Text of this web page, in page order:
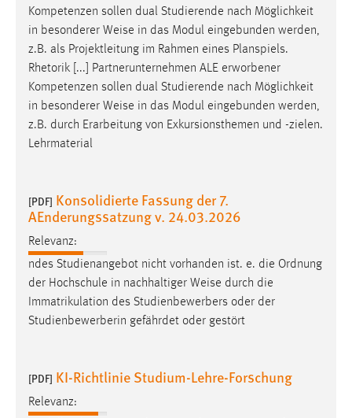
Kompetenzen sollen dual Studierende nach Möglichkeit
in besonderer Weise in das Modul eingebunden werden,
z.B. als Projektleitung im Rahmen eines Planspiels.
Rhetorik [...] Partnerunternehmen ALE erworbener
Kompetenzen sollen dual Studierende nach Möglichkeit
in besonderer Weise in das Modul eingebunden werden,
z.B. durch Erarbeitung von Exkursionsthemen und -zielen.
Lehrmaterial
[PDF] Konsolidierte Fassung der 7.
AEnderungssatzung v. 24.03.2026
Relevanz:
ndes Studienangebot nicht vorhanden ist. e. die Ordnung
der Hochschule in nachhaltiger Weise durch die
Immatrikulation des Studienbewerbers oder der
Studienbewerberin gefährdet oder gestört
[PDF] KI-Richtlinie Studium-Lehre-Forschung
Relevanz: